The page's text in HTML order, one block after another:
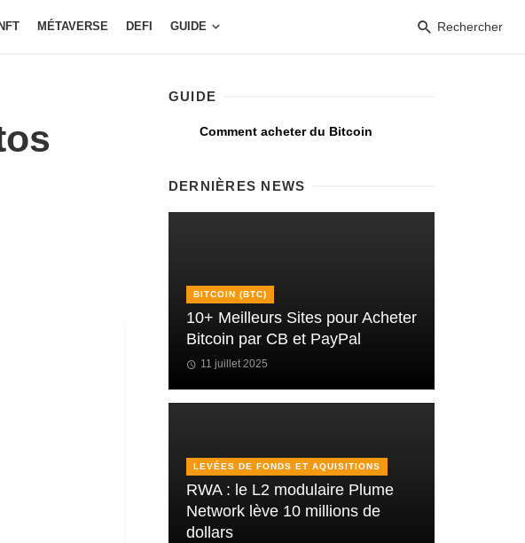
NFT MÉTAVERSE DEFI GUIDE Rechercher
GUIDE
Comment acheter du Bitcoin
DERNIÈRES NEWS
BITCOIN (BTC)
10+ Meilleurs Sites pour Acheter
Bitcoin par CB et PayPal
11 juillet 2025
LEVÉES DE FONDS ET AQUISITIONS
RWA : le L2 modulaire Plume
Network lève 10 millions de
dollars